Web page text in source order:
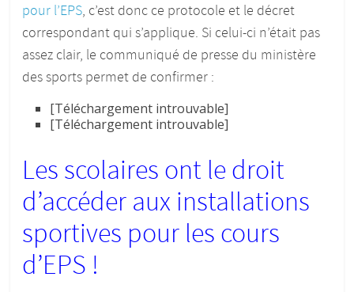
pour l’EPS, c’est donc ce protocole et le décret
correspondant qui s’applique. Si celui-ci n’était pas
assez clair, le communiqué de presse du ministère
des sports permet de confirmer :
[Téléchargement introuvable]
[Téléchargement introuvable]
Les scolaires ont le droit
d’accéder aux installations
sportives pour les cours
d’EPS !